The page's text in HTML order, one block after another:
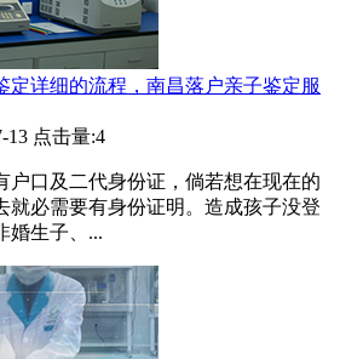
定详细的流程，南昌落户亲子鉴定服
13 点击量:4
户口及二代身份证，倘若想在现在的
就必需要有身份证明。造成孩子没登
婚生子、...